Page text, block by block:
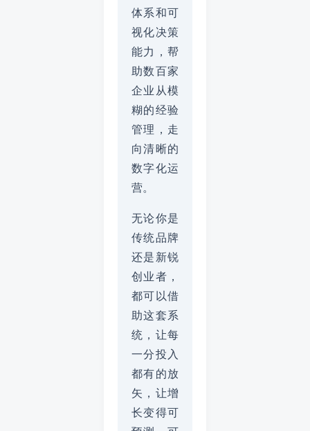
体系和可
视化决策
能力，帮
助数百家
企业从模
糊的经验
管理，走
向清晰的
数字化运
营。
无论你是
传统品牌
还是新锐
创业者，
都可以借
助这套系
统，让每
一分投入
都有的放
矢，让增
长变得可